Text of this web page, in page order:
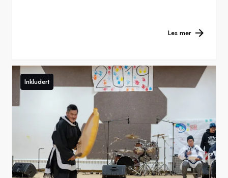
Les mer
Inkludert